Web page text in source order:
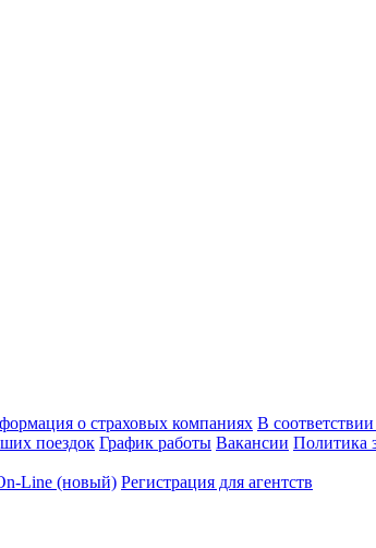
о страховых компаниях В
поездок График работы Вакансии Политика
Line (новый) Регистрация для агентств